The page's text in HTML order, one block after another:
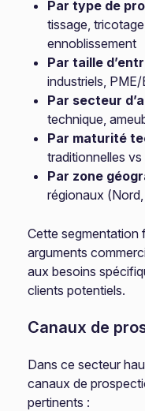
Par type de
tissage,
ennoblissement
Par taille
industriels,
Par secteur
technique,
Par maturité
traditionnelles
Par zone
régionaux
Cette segmentation
arguments
aux besoins
clients potentiels.
Canaux de
Dans ce secteur
canaux de
pertinents :